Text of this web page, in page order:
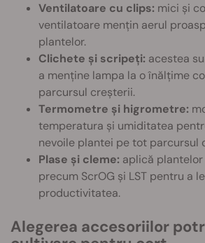
Ventilatoare cu clips: mici și
ventilatoare mențin aerul
plantelor.
Clichete și scripeți: acestea
a menține lampa la o înălțime
parcursul creșterii.
Termometre și higrometre:
temperatura și umiditatea
nevoile plantei pe tot parcursul
Plase și cleme: aplică
precum ScrOG și LST pentru a
productivitatea.
Alegerea accesoriilor